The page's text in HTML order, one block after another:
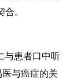
。
患者口中听
与癌症的关